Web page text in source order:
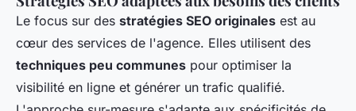
Le focus sur des stratégies SEO originales est au
cœur des services de l'agence. Elles utilisent des
techniques peu communes pour optimiser la
visibilité en ligne et générer un trafic qualifié.